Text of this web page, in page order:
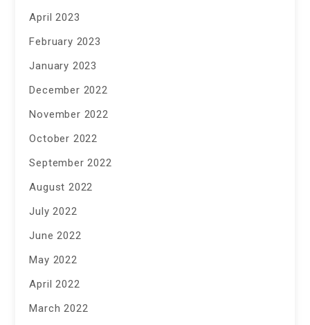
April 2023
February 2023
January 2023
December 2022
November 2022
October 2022
September 2022
August 2022
July 2022
June 2022
May 2022
April 2022
March 2022